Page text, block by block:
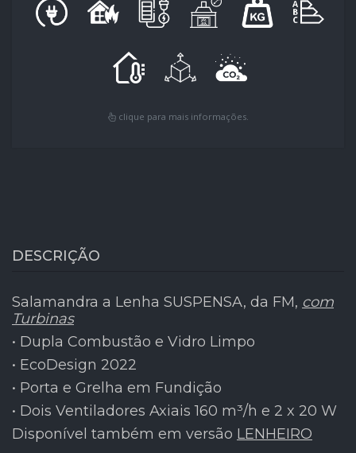
clique para mais informações.
DESCRIÇÃO
Salamandra a Lenha SUSPENSA, da FM, com
Turbinas
• Dupla Combustão e Vidro Limpo
• EcoDesign 2022
• Porta e Grelha em Fundição
• Dois Ventiladores Axiais 160 m³/h e 2 x 20 W
Disponível também em versão LENHEIRO